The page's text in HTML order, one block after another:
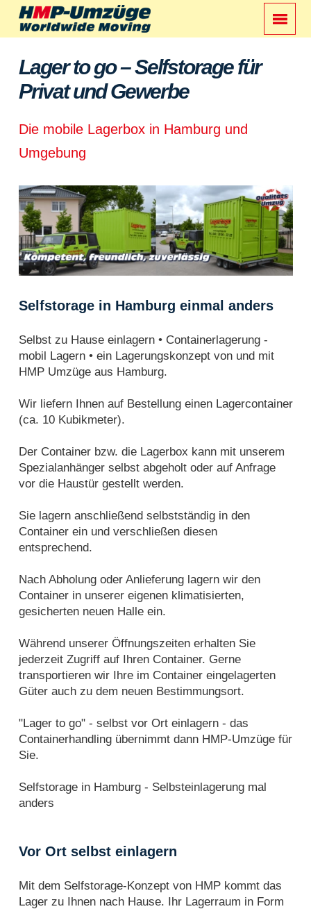
Lager to go – Selfstorage für
Privat und Gewerbe
Die mobile Lagerbox in Hamburg und
Umgebung
Selfstorage in Hamburg einmal anders
Selbst zu Hause einlagern • Containerlagerung -
mobil Lagern • ein Lagerungskonzept von und mit
HMP Umzüge aus Hamburg.
Wir liefern Ihnen auf Bestellung einen Lagercontainer
(ca. 10 Kubikmeter).
Der Container bzw. die Lagerbox kann mit unserem
Spezialanhänger selbst abgeholt oder auf Anfrage
vor die Haustür gestellt werden.
Sie lagern anschließend selbstständig in den
Container ein und verschließen diesen
entsprechend.
Nach Abholung oder Anlieferung lagern wir den
Container in unserer eigenen klimatisierten,
gesicherten neuen Halle ein.
Während unserer Öffnungszeiten erhalten Sie
jederzeit Zugriff auf Ihren Container. Gerne
transportieren wir Ihre im Container eingelagerten
Güter auch zu dem neuen Bestimmungsort.
"Lager to go" - selbst vor Ort einlagern - das
Containerhandling übernimmt dann HMP-Umzüge für
Sie.
Selfstorage in Hamburg - Selbsteinlagerung mal
anders
Vor Ort selbst einlagern
Mit dem Selfstorage-Konzept von HMP kommt das
Lager zu Ihnen nach Hause. Ihr Lagerraum in Form